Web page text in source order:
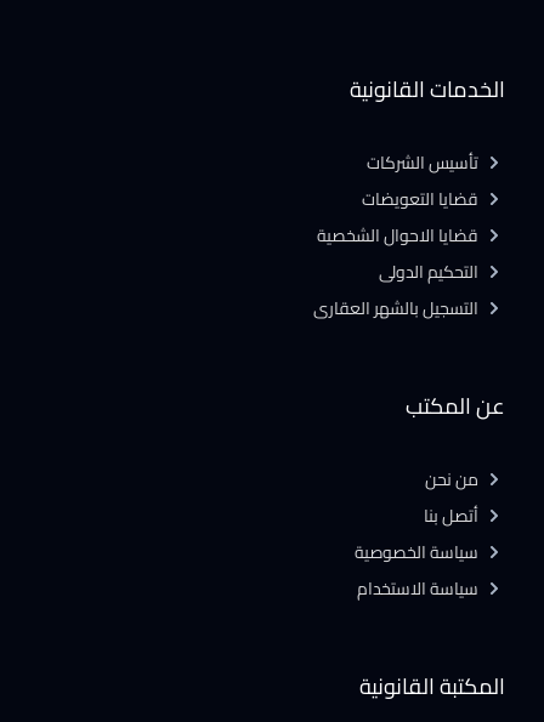
المكتبة القانونية
عن المكتب
من نحن
أتصل بنا
سياسة الخصوصية
سياسة الاستخدام
الخدمات القانونية
تأسيس الشركات
قضايا التعويضات
قضايا الاحوال الشخصية
التحكيم الدولى
التسجيل بالشهر العقارى